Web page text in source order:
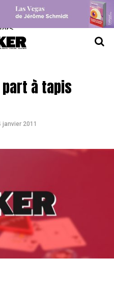
à tapis
janvier 2011